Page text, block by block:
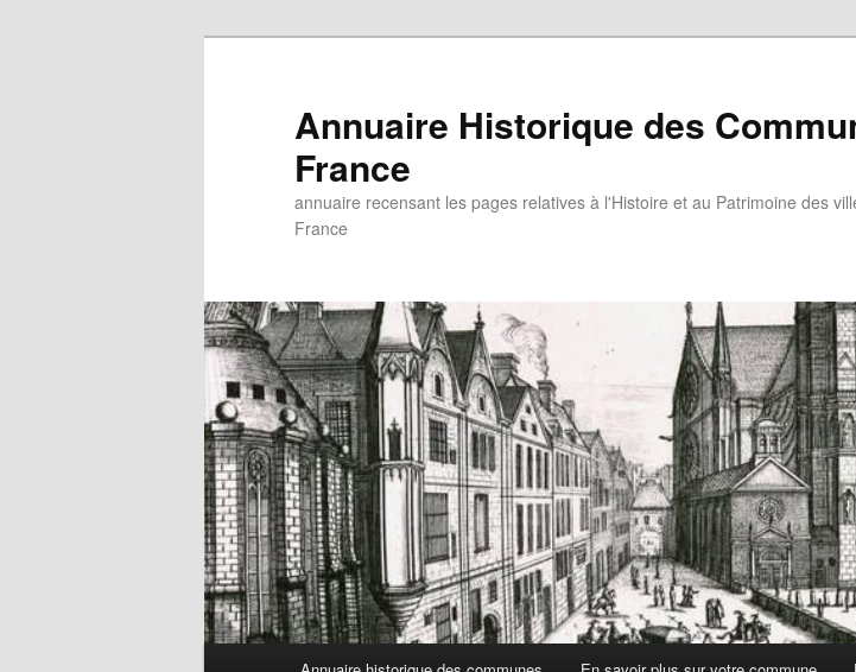
Annuaire Historique des
France
annuaire recensant les pages relatives à l'Histoire et au Patrimoine des
France